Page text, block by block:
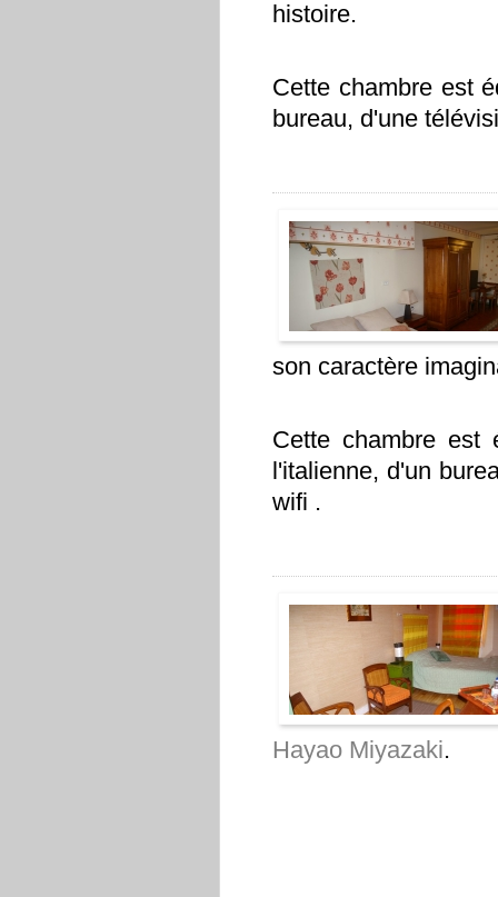
histoire.
Cette chambre est
bureau, d'une
son caractère
Cette chambre est
l'italienne, d'un
wifi .
Hayao Miyazaki.